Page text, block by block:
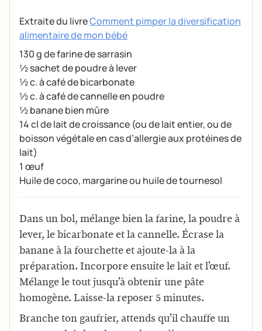
Extraite du livreComment pimper la diversification
alimentaire de mon bébé
130 g de farine de sarrasin
½ sachet de poudre à lever
½ c. à café de bicarbonate
½ c. à café de cannelle en poudre
½ banane bien mûre
14 cl de lait de croissance (ou de lait entier, ou de
boisson végétale en cas d’allergie aux protéines de
lait)
1 œuf
Huile de coco, margarine ou huile de tournesol
Dans un bol, mélange bien la farine, la poudre à
lever, le bicarbonate et la cannelle. Écrase la
banane à la fourchette et ajoute-la à la
préparation. Incorpore ensuite le lait et l’œuf.
Mélange le tout jusqu’à obtenir une pâte
homogène. Laisse-la reposer 5 minutes.
Branche ton gaufrier, attends qu’il chauffe un